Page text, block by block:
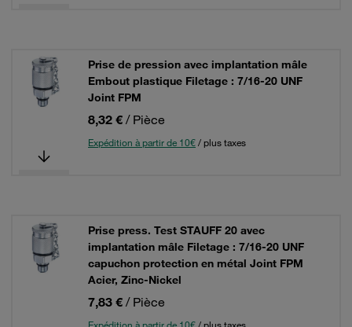
Prise de pression avec implantation mâle
Embout plastique Filetage : 7/16-20 UNF
Joint FPM
8,32 € / Pièce
Expédition à partir de 10€/ plus taxes
Prise press. Test STAUFF 20 avec
implantation mâle Filetage : 7/16-20 UNF
capuchon protection en métal Joint FPM
Acier, Zinc-Nickel
7,83 € / Pièce